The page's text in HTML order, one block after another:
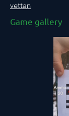
vettan
Game gallery